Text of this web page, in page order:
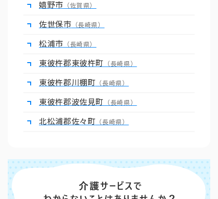
嬉野市 （佐賀県）
佐世保市 （長崎県）
松浦市 （長崎県）
東彼杵郡東彼杵町 （長崎県）
東彼杵郡川棚町 （長崎県）
東彼杵郡波佐見町 （長崎県）
北松浦郡佐々町 （長崎県）